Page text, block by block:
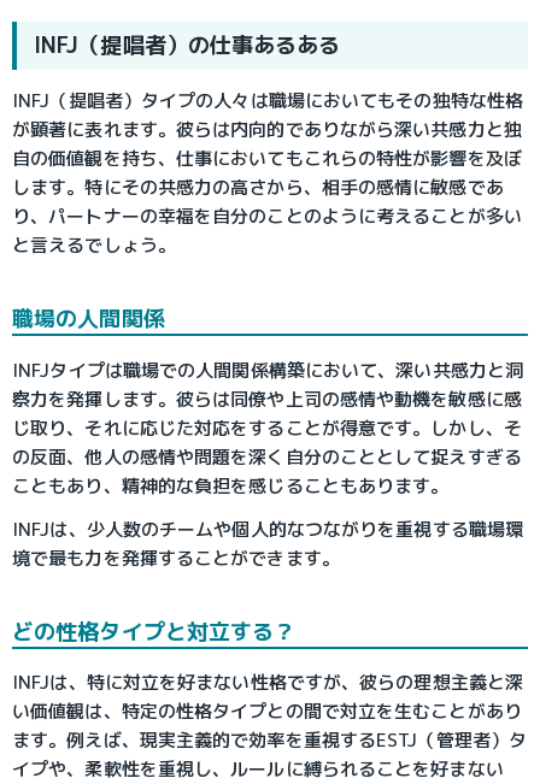
INFJ（提唱者）の仕事あるある
INFJ（提唱者）タイプの人々は職場においてもその独特な性格
が顕著に表れます。彼らは内向的でありながら深い共感力と独
自の価値観を持ち、仕事においてもこれらの特性が影響を及ぼ
します。特にその共感力の高さから、相手の感情に敏感であ
り、パートナーの幸福を自分のことのように考えることが多い
と言えるでしょう。
職場の人間関係
INFJタイプは職場での人間関係構築において、深い共感力と洞
察力を発揮します。彼らは同僚や上司の感情や動機を敏感に感
じ取り、それに応じた対応をすることが得意です。しかし、そ
の反面、他人の感情や問題を深く自分のこととして捉えすぎる
こともあり、精神的な負担を感じることもあります。
INFJは、少人数のチームや個人的なつながりを重視する職場環
境で最も力を発揮することができます。
どの性格タイプと対立する？
INFJは、特に対立を好まない性格ですが、彼らの理想主義と深
い価値観は、特定の性格タイプとの間で対立を生むことがあり
ます。例えば、現実主義的で効率を重視するESTJ（管理者）タ
イプや、柔軟性を重視し、ルールに縛られることを好まない